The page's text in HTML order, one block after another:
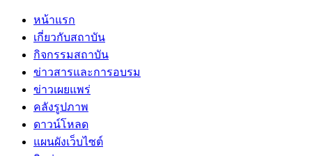
หน้าแรก
เกี่ยวกับสถาบัน
กิจกรรมสถาบัน
ข่าวสารและการอบรม
ข่าวเผยแพร่
คลังรูปภาพ
ดาวน์โหลด
แผนผังเว็บไซต์